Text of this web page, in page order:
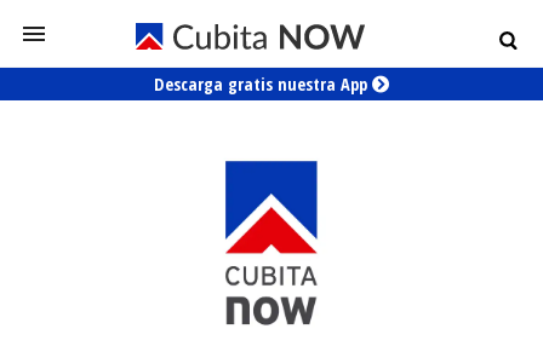
Descarga gratis nuestra App